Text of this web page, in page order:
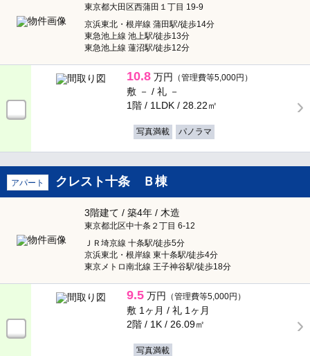
東京都大田区西蒲田１丁目 19-9
京浜東北・根岸線 蒲田駅/徒歩14分
東急池上線 池上駅/徒歩13分
東急池上線 蓮沼駅/徒歩12分
10.8 万円 （管理費等5,000円）
敷 － / 礼 －
1階 / 1LDK / 28.22㎡
写真満載 パノラマ
アパート クレスト十条 Ｂ棟
3階建て / 築4年 / 木造
東京都北区中十条２丁目 6-12
ＪＲ埼京線 十条駅/徒歩5分
京浜東北・根岸線 東十条駅/徒歩4分
東京メトロ南北線 王子神谷駅/徒歩18分
9.5 万円 （管理費等5,000円）
敷 1ヶ月 / 礼 1ヶ月
2階 / 1K / 26.09㎡
写真満載